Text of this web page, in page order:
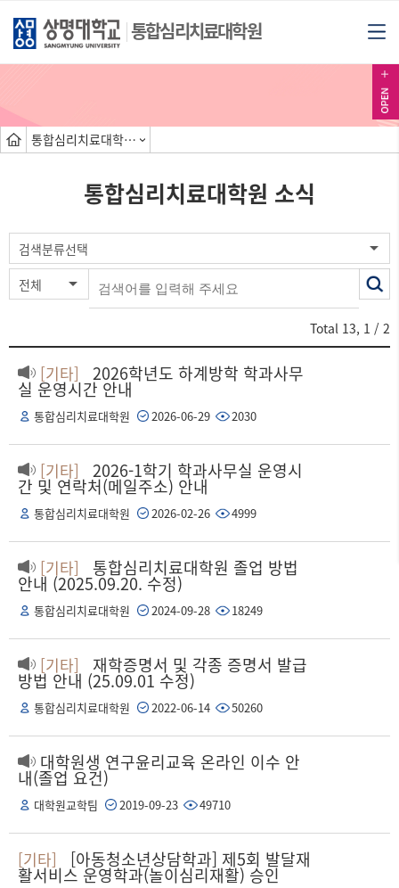
통합심리치료대학원
통합심리치료대학원 소식
통합심리치료대학원 소식
검색분류선택
전체
Total 13, 1 / 2
[기타] 2026학년도 하계방학 학과사무
실 운영시간 안내
통합심리치료대학원 2026-06-29 2030
[기타] 2026-1학기 학과사무실 운영시
간 및 연락처(메일주소) 안내
통합심리치료대학원 2026-02-26 4999
[기타] 통합심리치료대학원 졸업 방법
안내 (2025.09.20. 수정)
통합심리치료대학원 2024-09-28 18249
[기타] 재학증명서 및 각종 증명서 발급
방법 안내 (25.09.01 수정)
통합심리치료대학원 2022-06-14 50260
대학원생 연구윤리교육 온라인 이수 안
내(졸업 요건)
대학원교학팀 2019-09-23 49710
[기타] [아동청소년상담학과] 제5회 발달재
활서비스 운영학과(놀이심리재활) 승인